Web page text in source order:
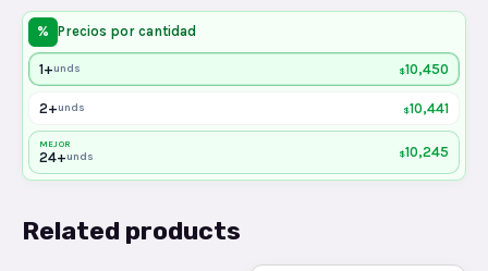
% Precios por cantidad
1+unds $10,450
2+unds $10,441
MEJOR
24+unds $10,245
Related products